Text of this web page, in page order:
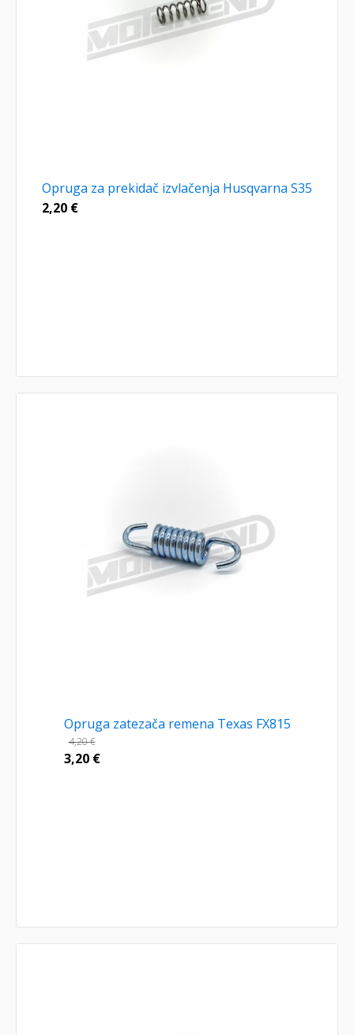
Opruga za prekidač izvlačenja Husqvarna S35
2,20 €
Opruga zatezača remena Texas FX815
4,20€
3,20 €